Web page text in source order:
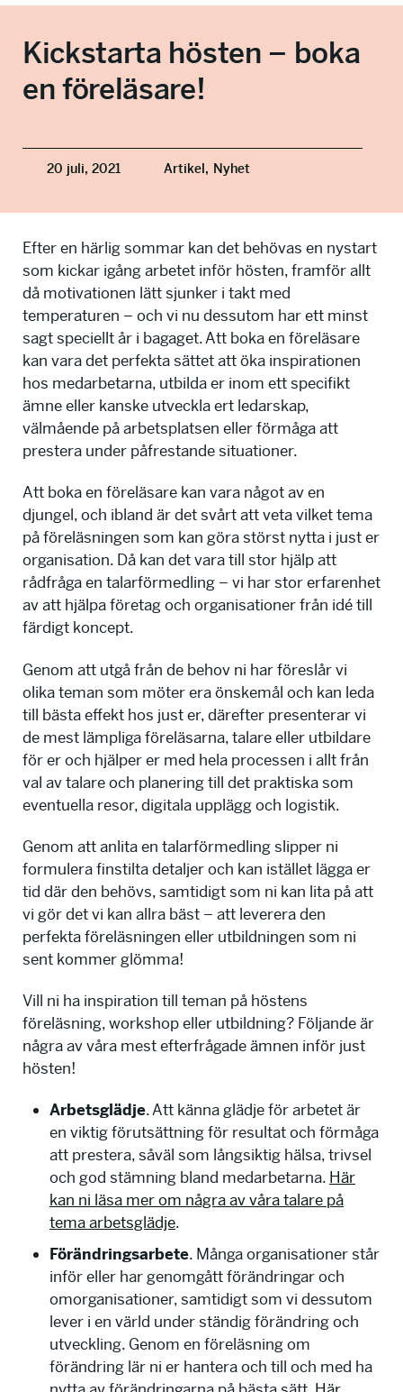
Kickstarta hösten – boka
en föreläsare!
20 juli, 2021 Artikel, Nyhet
Efter en härlig sommar kan det behövas en nystart
som kickar igång arbetet inför hösten, framför allt
då motivationen lätt sjunker i takt med
temperaturen – och vi nu dessutom har ett minst
sagt speciellt år i bagaget. Att boka en föreläsare
kan vara det perfekta sättet att öka inspirationen
hos medarbetarna, utbilda er inom ett specifikt
ämne eller kanske utveckla ert ledarskap,
välmående på arbetsplatsen eller förmåga att
prestera under påfrestande situationer.
Att boka en föreläsare kan vara något av en
djungel, och ibland är det svårt att veta vilket tema
på föreläsningen som kan göra störst nytta i just er
organisation. Då kan det vara till stor hjälp att
rådfråga en talarförmedling – vi har stor erfarenhet
av att hjälpa företag och organisationer från idé till
färdigt koncept.
Genom att utgå från de behov ni har föreslår vi
olika teman som möter era önskemål och kan leda
till bästa effekt hos just er, därefter presenterar vi
de mest lämpliga föreläsarna, talare eller utbildare
för er och hjälper er med hela processen i allt från
val av talare och planering till det praktiska som
eventuella resor, digitala upplägg och logistik.
Genom att anlita en talarförmedling slipper ni
formulera finstilta detaljer och kan istället lägga er
tid där den behövs, samtidigt som ni kan lita på att
vi gör det vi kan allra bäst – att leverera den
perfekta föreläsningen eller utbildningen som ni
sent kommer glömma!
Vill ni ha inspiration till teman på höstens
föreläsning, workshop eller utbildning? Följande är
några av våra mest efterfrågade ämnen inför just
hösten!
Arbetsglädje. Att känna glädje för arbetet är
en viktig förutsättning för resultat och förmåga
att prestera, såväl som långsiktig hälsa, trivsel
och god stämning bland medarbetarna. Här
kan ni läsa mer om några av våra talare på
tema arbetsglädje.
Förändringsarbete. Många organisationer står
inför eller har genomgått förändringar och
omorganisationer, samtidigt som vi dessutom
lever i en värld under ständig förändring och
utveckling. Genom en föreläsning om
förändring lär ni er hantera och till och med ha